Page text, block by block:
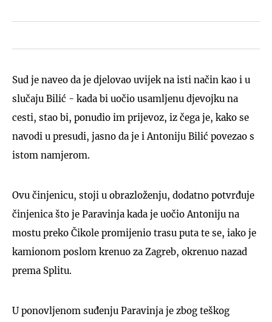
Sud je naveo da je djelovao uvijek na isti način kao i u
slučaju Bilić - kada bi uočio usamljenu djevojku na
cesti, stao bi, ponudio im prijevoz, iz čega je, kako se
navodi u presudi, jasno da je i Antoniju Bilić povezao s
istom namjerom.
Ovu činjenicu, stoji u obrazloženju, dodatno potvrđuje
činjenica što je Paravinja kada je uočio Antoniju na
mostu preko Čikole promijenio trasu puta te se, iako je
kamionom poslom krenuo za Zagreb, okrenuo nazad
prema Splitu.
U ponovljenom suđenju Paravinja je zbog teškog